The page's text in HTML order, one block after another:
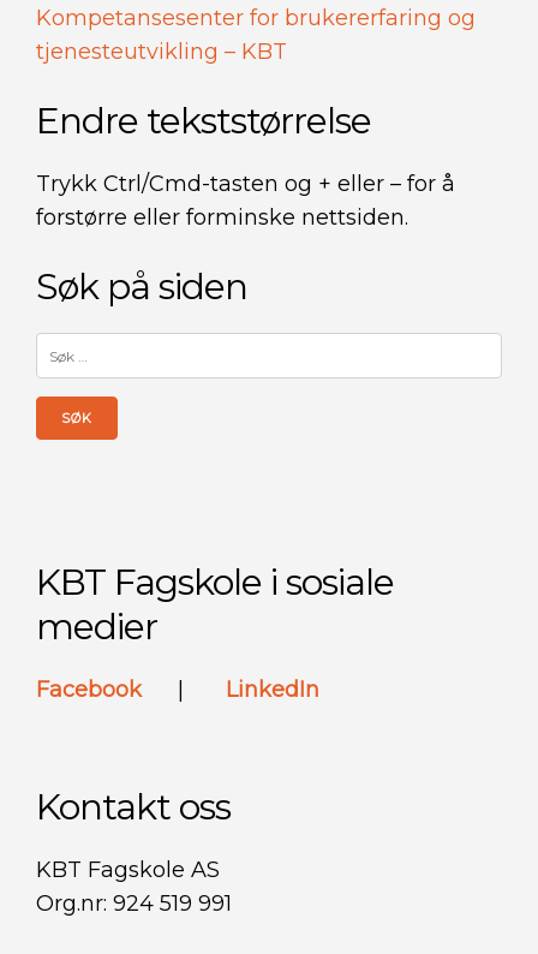
Kompetansesenter for brukererfaring og
tjenesteutvikling – KBT
Endre tekststørrelse
Trykk Ctrl/Cmd-tasten og + eller – for å
forstørre eller forminske nettsiden.
Søk på siden
etter:
KBT Fagskole i sosiale
medier
Facebook LinkedIn
Kontakt oss
KBT Fagskole AS
Org.nr: 924 519 991